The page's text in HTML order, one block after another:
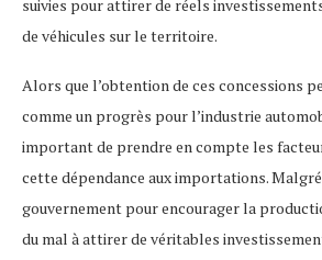
suivies pour attirer de réels
de véhicules sur le territoire.
Alors que l’obtention de ces concessions
comme un progrès pour l’industrie
important de prendre en compte les
cette dépendance aux importations.
gouvernement pour encourager la
du mal à attirer de véritables